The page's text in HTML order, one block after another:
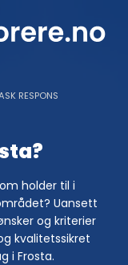
RESPONS
holder til i
Uansett
og kriterier
kvalitetssikret
i Frosta.